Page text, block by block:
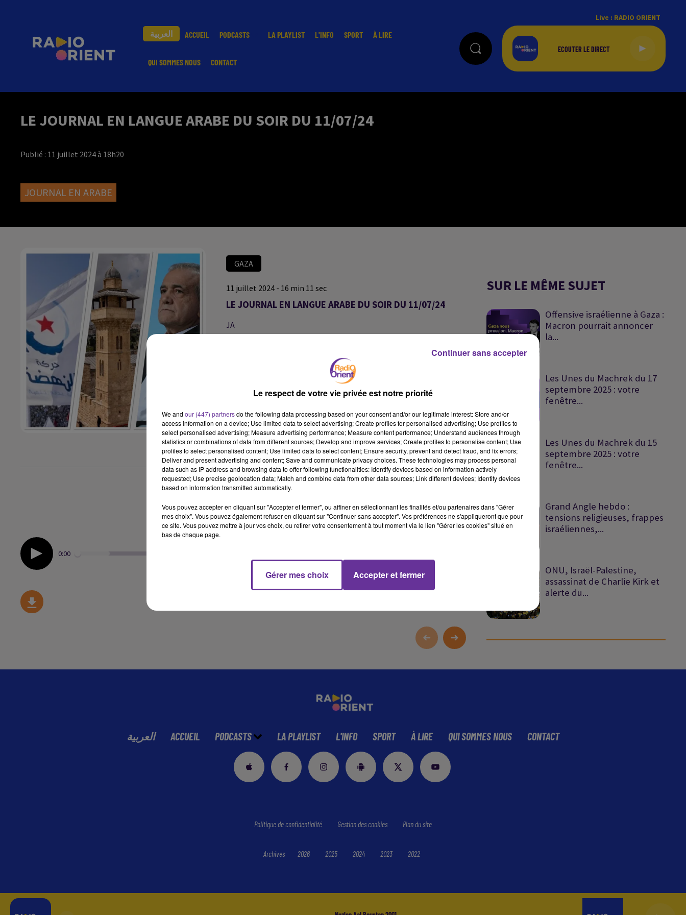
العربية ACCUEIL PODCASTS LA PLAYLIST L'INFO SPORT À LIRE
QUI SOMMES NOUS CONTACT
Live : RADIO ORIENT
LE JOURNAL EN LANGUE ARABE DU SOIR DU 11/07/24
Publié : 11 juillet 2024 à 18h20
JOURNAL EN ARABE
GAZA
11 juillet 2024 - 16 min 11 sec
LE JOURNAL EN LANGUE ARABE DU SOIR DU 11/07/24
JA
حركة النهضة التونسية تقول ان الانتخابات الرئاسية المقبلة لن تكون
نزيهة بدون تكافؤ الفرص ولن تقدم مرشحاً عنها للتنافس على الرئاسة
الفلسطيني
وزير اسرائيلي متطرف يهدد لبنان بضربة لن يقوم منها قبل ٣٠ عاماً
الصين تنتقد الناتو في دعوته لها التوقف عن دعم روسيا
العراق يندد بما اسماه توغل عسكري لتركيا شمال البلاد
المنتخب الانكليزي يتاهل لمواجه اسبانيا في نهائيات امم اوروبا لكرة
القدم
0:00
SUR LE MÊME SUJET
Offensive israélienne à Gaza :
Macron pourrait annoncer
la...
Les Unes du Machrek du 17
septembre 2025 : votre
fenêtre...
Les Unes du Machrek du 15
septembre 2025 : votre
fenêtre...
Grand Angle hebdo :
tensions religieuses, frappes
israéliennes,...
ONU, Israël-Palestine,
assassinat de Charlie Kirk et
alerte du...
العربية ACCUEIL PODCASTS LA PLAYLIST L'INFO SPORT À LIRE QUI SOMMES NOUS CONTACT
Politique de confidentialité Gestion des cookies Plan du site
Archives 2026 2025 2024 2023 2022
Le respect de votre vie privée est notre priorité
We and our (447) partnersdo the following data processing based on your consent and/or our legitimate interest: Store and/or
access information on a device; Use limited data to select advertising; Create profiles for personalised advertising; Use profiles to
select personalised advertising; Measure advertising performance; Measure content performance; Understand audiences through
statistics or combinations of data from different sources; Develop and improve services; Create profiles to personalise content; Use
profiles to select personalised content; Use limited data to select content; Ensure security, prevent and detect fraud, and fix errors;
Deliver and present advertising and content; Save and communicate privacy choices. These technologies may process personal
data such as IP address and browsing data to offer following functionalities: Identify devices based on information actively
requested; Use precise geolocation data; Match and combine data from other data sources; Link different devices; Identify devices
based on information transmitted automatically.
Vous pouvez accepter en cliquant sur "Accepter et fermer", ou affiner en sélectionnant les finalités et/ou partenaires dans "Gérer
mes choix". Vous pouvez également refuser en cliquant sur "Continuer sans accepter". Vos préférences ne s'appliqueront que pour
ce site. Vous pouvez mettre à jour vos choix, ou retirer votre consentement à tout moment via le lien "Gérer les cookies" situé en
bas de chaque page.
Gérer mes choix Accepter et fermer
Continuer sans accepter